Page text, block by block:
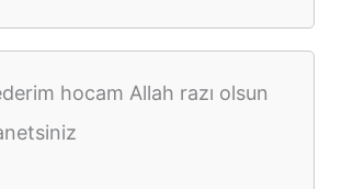
hocam Allah razı olsun